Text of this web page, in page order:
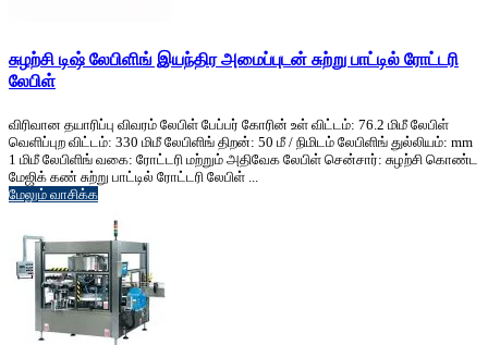
சுழற்சி டிஷ் லேபிளிங் இயந்திர அமைப்புடன் சுற்று பாட்டில் ரோட்டரி
லேபிள்
விரிவான தயாரிப்பு விவரம் லேபிள் பேப்பர் கோரின் உள் விட்டம்: 76.2 மிமீ லேபிள்
வெளிப்புற விட்டம்: 330 மிமீ லேபிளிங் திறன்: 50 மீ / நிமிடம் லேபிளிங் துல்லியம்: mm
1 மிமீ லேபிளிங் வகை: ரோட்டரி மற்றும் அதிவேக லேபிள் சென்சார்: சுழற்சி கொண்ட
மேஜிக் கண் சுற்று பாட்டில் ரோட்டரி லேபிள் ...
மேலும் வாசிக்க